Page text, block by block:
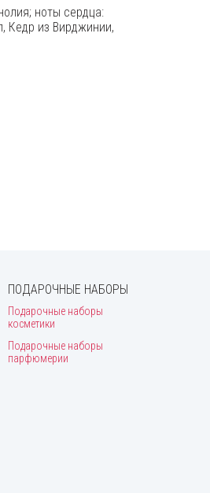
ноты сердца:
Кедр из Вирджинии,
ПОДАРОЧНЫЕ НАБОРЫ
Подарочные наборы
косметики
Подарочные наборы
парфюмерии